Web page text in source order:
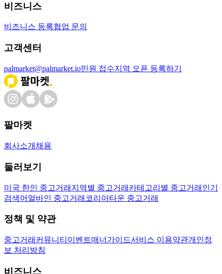
비즈니스
비즈니스 등록협업 문의
고객센터
palmarket@palmarket.io민원 접수지역 오픈 등록하기
팔마켓
회사소개 채용
둘러보기
미국 한인 중고거래 지역별 중고거래 카테고리별 중고거래 인기
검색어 얼바인 중고거래 코리아타운 중고거래
정책 및 약관
중고거래 커뮤니티 이벤트매너가이드서비스 이용약관개인정
보 처리방침
비즈니스